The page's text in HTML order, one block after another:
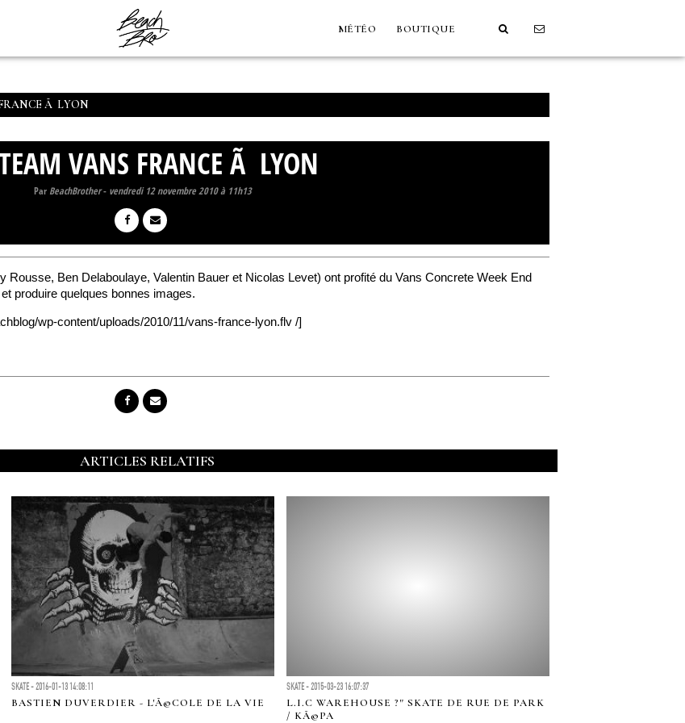
MÉTÉO BOUTIQUE
Ã LYON
VANS FRANCE Ã LYON
Par BeachBrother- vendredi 12 novembre 2010 à 11h13
Rousse, Ben Delaboulaye, Valentin Bauer et Nicolas Levet) ont profité du Vans Concrete Week End
produire quelques bonnes images.
wp-content/uploads/2010/11/vans-france-lyon.flv /]
ARTICLES RELATIFS
SKATE - 2016-01-13 14:08:11
BASTIEN DUVERDIER - L'Ã©COLE DE LA VIE
SKATE - 2015-03-23 16:07:37
L.I.C WAREHOUSE ?" SKATE DE RUE DE PARK
/ KÃ©PA